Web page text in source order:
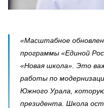
«Масштабное
программы «Единой
«Новая школа». Это
работы по
Южного Урала,
президента. Школа